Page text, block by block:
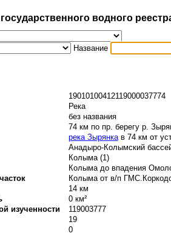
водного
Название
19010100412119000037774
Река
без названия
74 км по пр. берегу р.
река Зырянкав 74 км от
Анадыро-Колымский
Колыма (1)
Колыма до впадения
Колыма от в/п
14 км
0 км²
изученности
119003777
19
0